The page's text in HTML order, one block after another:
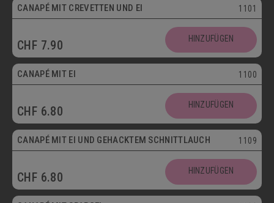
CANAPÉ MIT CREVETTEN UND EI 1101
CHF 7.90 HINZUFÜGEN
Vegetarisch
CANAPÉ MIT EI 1100
CHF 6.80 HINZUFÜGEN
Vegetarisch
CANAPÉ MIT EI UND GEHACKTEM SCHNITTLAUCH 1109
CHF 6.80 HINZUFÜGEN